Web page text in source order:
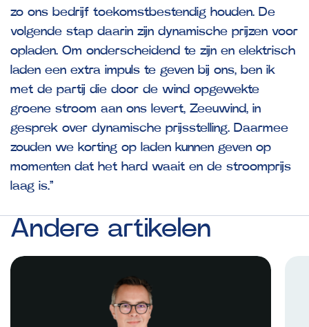
zo ons bedrijf toekomstbestendig houden. De
volgende stap daarin zijn dynamische prijzen voor
opladen. Om onderscheidend te zijn en elektrisch
laden een extra impuls te geven bij ons, ben ik
met de partij die door de wind opgewekte
groene stroom aan ons levert, Zeeuwind, in
gesprek over dynamische prijsstelling. Daarmee
zouden we korting op laden kunnen geven op
momenten dat het hard waait en de stroomprijs
laag is.”
Andere artikelen